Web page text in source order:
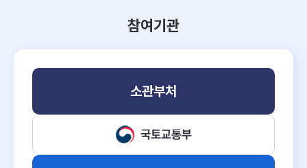
참여기관
소관부처